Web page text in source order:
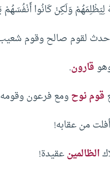
وَلَكِنْ كَانُوا أَنْفُسَهُمْ
لقوم صالح وقوم شعيب-
قارون.
قوم نوحومع فرعون
من عقابه!
الظالمينعقيدة!